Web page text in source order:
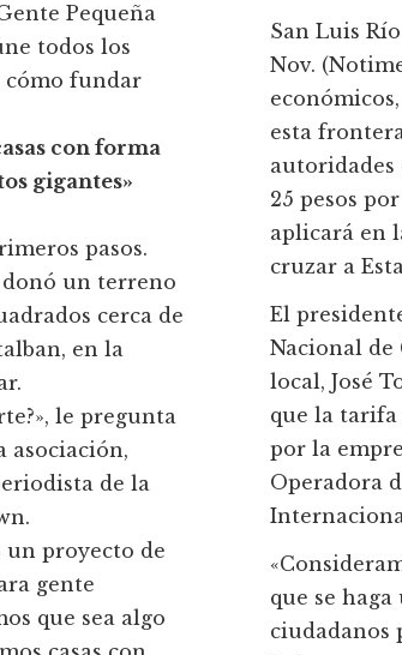
Pequeña
todos los
cómo fundar
con forma
gigantes»
pasos.
un terreno
cerca de
en la
le pregunta
asociación,
de la
un proyecto de
gente
que sea algo
San Luis
Nov.
esta
25 pesos
aplicará en
cruzar a
El
Nacional de
local, José
que la tarifa
por la
Operadora
que se
ciudadanos